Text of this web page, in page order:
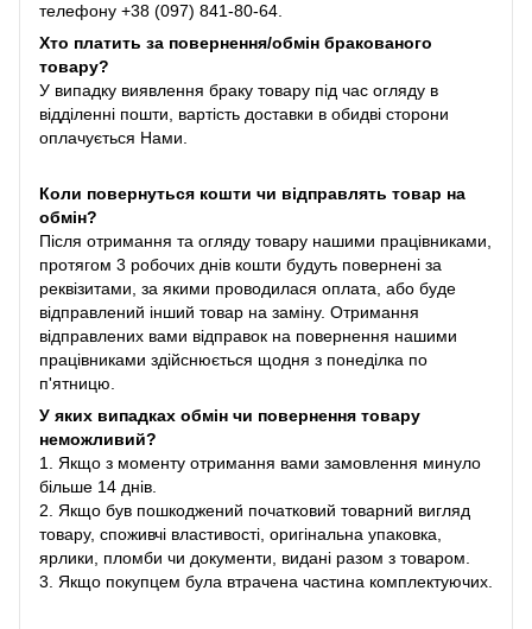
телефону +38 (097) 841-80-64.
Хто платить за повернення/обмін бракованого
товару?
У випадку виявлення браку товару під час огляду в
відділенні пошти, вартість доставки в обидві сторони
оплачується Нами.
Коли повернуться кошти чи відправлять товар на
обмін?
Після отримання та огляду товару нашими працівниками,
протягом 3 робочих днів кошти будуть повернені за
реквізитами, за якими проводилася оплата, або буде
відправлений інший товар на заміну. Отримання
відправлених вами відправок на повернення нашими
працівниками здійснюється щодня з понеділка по
п'ятницю.
У яких випадках обмін чи повернення товару
неможливий?
1. Якщо з моменту отримання вами замовлення минуло
більше 14 днів.
2. Якщо був пошкоджений початковий товарний вигляд
товару, споживчі властивості, оригінальна упаковка,
ярлики, пломби чи документи, видані разом з товаром.
3. Якщо покупцем була втрачена частина комплектуючих.